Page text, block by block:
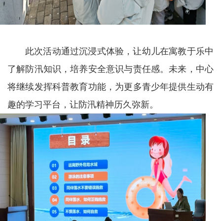
此次活动通过沉浸式体验，让幼儿在寓教于乐中
了解防汛知识，培养安全意识与责任感。未来，中心
将继续发挥科普教育功能，为更多青少年提供生动有
趣的学习平台，让防汛精神历久弥新。